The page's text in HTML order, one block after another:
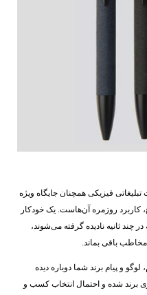
فیزیکی همچنان جایگاه ویژه
کاربرد روزمره آن‌هاست. یک خودکار
در چند ثانیه نادیده گرفته می‌شوند،
باقی بماند.
و پیام برند شما دوباره دیده
برند شده و احتمال انتخاب کسب ‌و